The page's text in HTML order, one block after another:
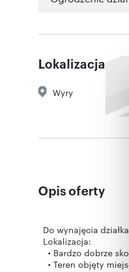
Lokalizacja
Wyry
Opis oferty
Do wynajęcia
Lokalizacja:
• Bardzo dobrze
• Teren objęty